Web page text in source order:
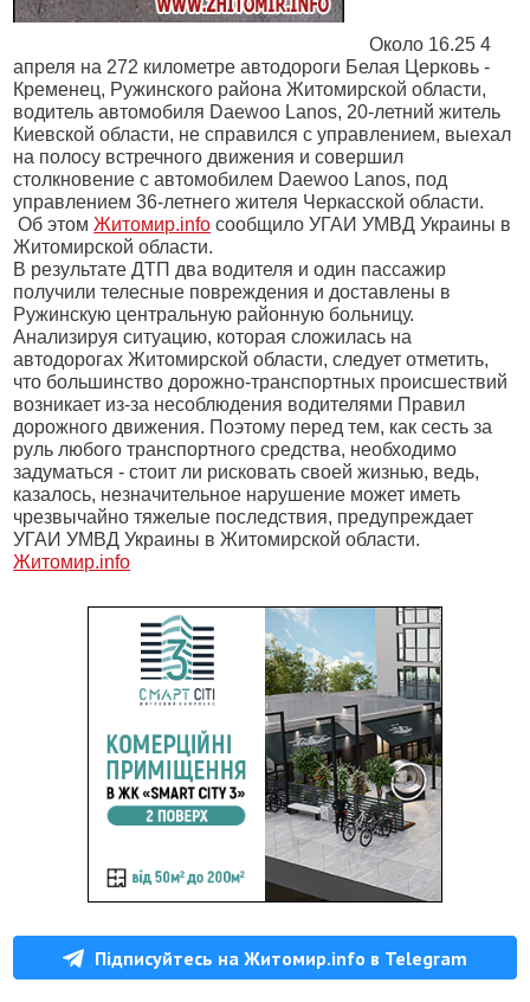
Около 16.25 4
апреля на 272 километре автодороги Белая Церковь -
Кременец, Ружинского района Житомирской области,
водитель автомобиля Daewoo Lanos, 20-летний житель
Киевской области, не справился с управлением, выехал
на полосу встречного движения и совершил
столкновение с автомобилем Daewoo Lanos, под
управлением 36-летнего жителя Черкасской области.
Об этомЖитомир.info сообщило УГАИ УМВД Украины в
Житомирской области.
В результате ДТП два водителя и один пассажир
получили телесные повреждения и доставлены в
Ружинскую центральную районную больницу.
Анализируя ситуацию, которая сложилась на
автодорогах Житомирской области, следует отметить,
что большинство дорожно-транспортных происшествий
возникает из-за несоблюдения водителями Правил
дорожного движения. Поэтому перед тем, как сесть за
руль любого транспортного средства, необходимо
задуматься - стоит ли рисковать своей жизнью, ведь,
казалось, незначительное нарушение может иметь
чрезвычайно тяжелые последствия, предупреждает
УГАИ УМВД Украины в Житомирской области.
Житомир.info
Підписуйтесь на Житомир.info в Telegram